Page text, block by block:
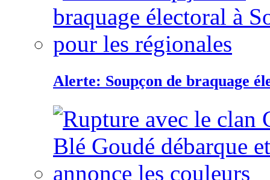
Alerte: Soupçon de braquage